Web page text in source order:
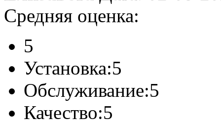
Средняя оценка:
5
Установка:5
Обслуживание:5
Качество:5